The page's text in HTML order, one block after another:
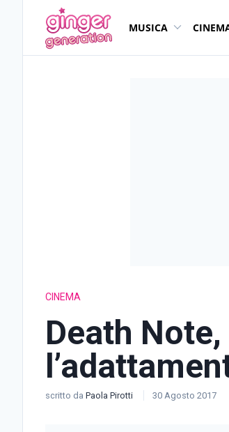
MUSICA
CINEMA
Death
scritto da Paola Pirotti 30 Agosto 2017